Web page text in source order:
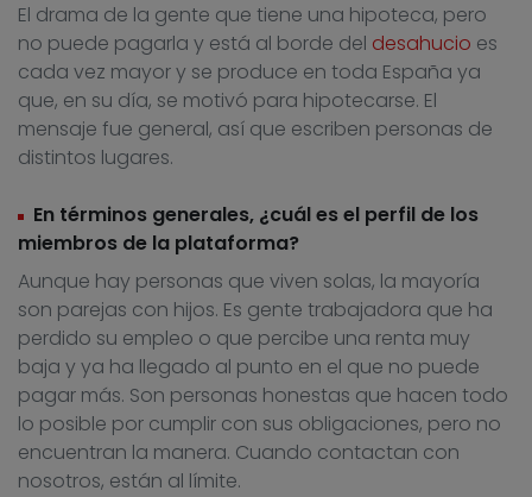
El drama de la gente que tiene una hipoteca, pero
no puede pagarla y está al borde del desahucio es
cada vez mayor y se produce en toda España ya
que, en su día, se motivó para hipotecarse. El
mensaje fue general, así que escriben personas de
distintos lugares.
En términos generales, ¿cuál es el perfil de los
miembros de la plataforma?
Aunque hay personas que viven solas, la mayoría
son parejas con hijos. Es gente trabajadora que ha
perdido su empleo o que percibe una renta muy
baja y ya ha llegado al punto en el que no puede
pagar más. Son personas honestas que hacen todo
lo posible por cumplir con sus obligaciones, pero no
encuentran la manera. Cuando contactan con
nosotros, están al límite.